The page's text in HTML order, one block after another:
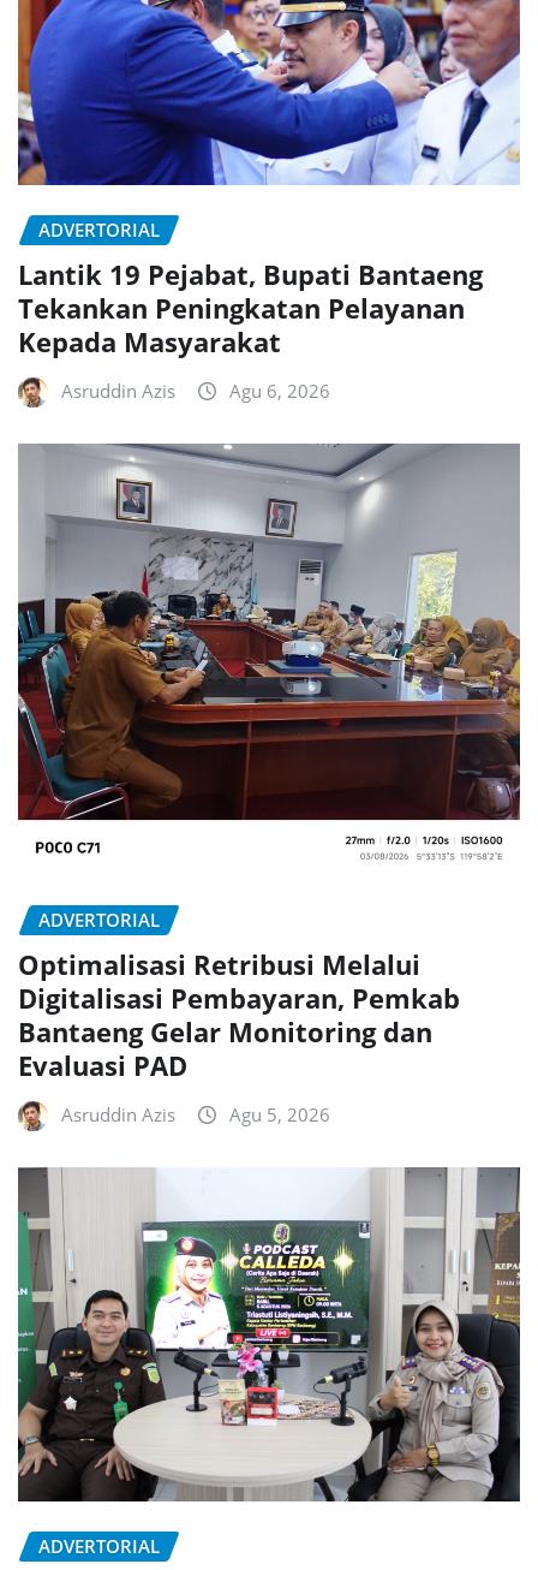
ADVERTORIAL
Lantik 19 Pejabat, Bupati Bantaeng
Tekankan Peningkatan Pelayanan
Kepada Masyarakat
Asruddin Azis Agu 6, 2026
ADVERTORIAL
Optimalisasi Retribusi Melalui
Digitalisasi Pembayaran, Pemkab
Bantaeng Gelar Monitoring dan
Evaluasi PAD
Asruddin Azis Agu 5, 2026
ADVERTORIAL